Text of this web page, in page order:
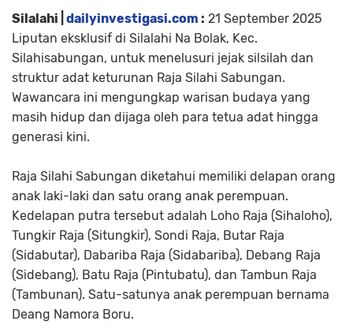
Silalahi | dailyinvestigasi.com : 21 September 2025
Liputan eksklusif di Silalahi Na Bolak, Kec.
Silahisabungan, untuk menelusuri jejak silsilah dan
struktur adat keturunan Raja Silahi Sabungan.
Wawancara ini mengungkap warisan budaya yang
masih hidup dan dijaga oleh para tetua adat hingga
generasi kini.
Raja Silahi Sabungan diketahui memiliki delapan orang
anak laki-laki dan satu orang anak perempuan.
Kedelapan putra tersebut adalah Loho Raja (Sihaloho),
Tungkir Raja (Situngkir), Sondi Raja, Butar Raja
(Sidabutar), Dabariba Raja (Sidabariba), Debang Raja
(Sidebang), Batu Raja (Pintubatu), dan Tambun Raja
(Tambunan). Satu-satunya anak perempuan bernama
Deang Namora Boru.